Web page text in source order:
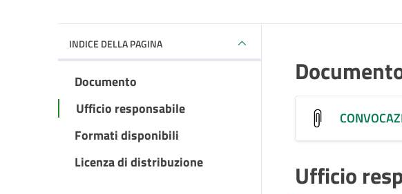
INDICE DELLA PAGINA
Documento
Ufficio responsabile
Formati disponibili
Licenza di distribuzione
Ufficio